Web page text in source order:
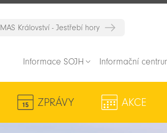
MAS Království - Jestřebí hory
Informace SOJH Informační
ZPRÁVY AKCE